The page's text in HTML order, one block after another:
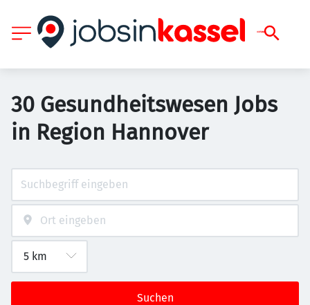
30 Gesundheitswesen Jobs
in Region Hannover
Suchen